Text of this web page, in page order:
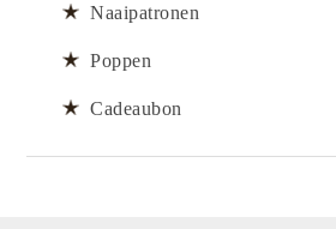
Naaipatronen
Poppen
Cadeaubon